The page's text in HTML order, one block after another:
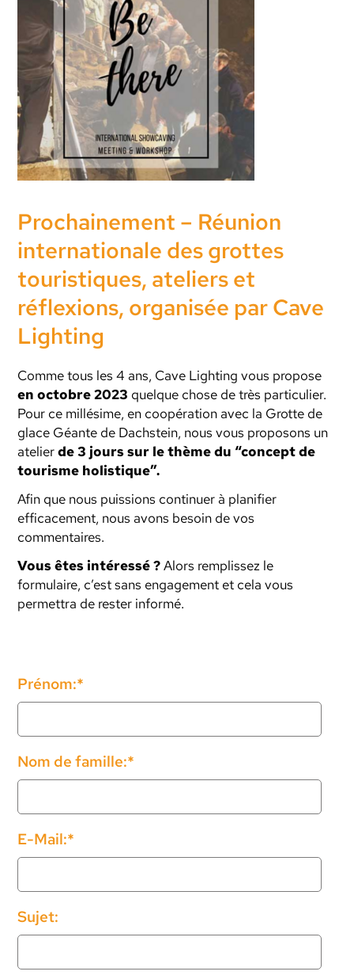
Prochainement – Réunion
internationale des grottes
touristiques, ateliers et
réflexions, organisée par Cave
Lighting
Comme tous les 4 ans, Cave Lighting vous propose
en octobre 2023 quelque chose de très particulier.
Pour ce millésime, en coopération avec la Grotte de
glace Géante de Dachstein, nous vous proposons un
atelierde 3 jours sur le thème du “concept de
tourisme holistique”.
Afin que nous puissions continuer à planifier
efficacement, nous avons besoin de vos
commentaires.
Vous êtes intéressé ?Alors remplissez le
formulaire, c’est sans engagement et cela vous
permettra de rester informé.
Champ
obligatoire
Prénom:*
Champ
obligatoire
Nom de famille:*
Champ
obligatoire
E-Mail:*
Sujet: